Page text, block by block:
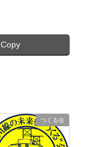
Copy
つくる会